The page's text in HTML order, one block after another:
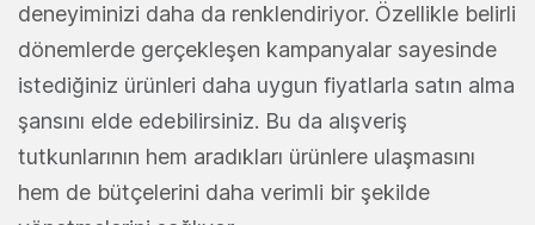
deneyiminizi daha da renklendiriyor. Özellikle belirli
dönemlerde gerçekleşen kampanyalar sayesinde
istediğiniz ürünleri daha uygun fiyatlarla satın alma
şansını elde edebilirsiniz. Bu da alışveriş
tutkunlarının hem aradıkları ürünlere ulaşmasını
hem de bütçelerini daha verimli bir şekilde